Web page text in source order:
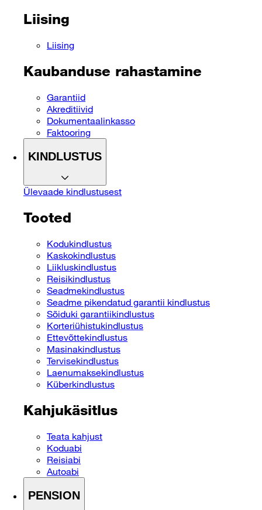
Liising
Liising
Kaubanduse rahastamine
Garantiid
Akreditiivid
Dokumentaalinkasso
Faktooring
KINDLUSTUS
Ülevaade kindlustusest
Tooted
Kodukindlustus
Kaskokindlustus
Liikluskindlustus
Reisikindlustus
Seadmekindlustus
Seadme pikendatud garantii kindlustus
Sõiduki garantiikindlustus
Korteriühistukindlustus
Ettevõttekindlustus
Masinakindlustus
Tervisekindlustus
Laenumaksekindlustus
Küberkindlustus
Kahjukäsitlus
Teata kahjust
Koduabi
Reisiabi
Autoabi
PENSION